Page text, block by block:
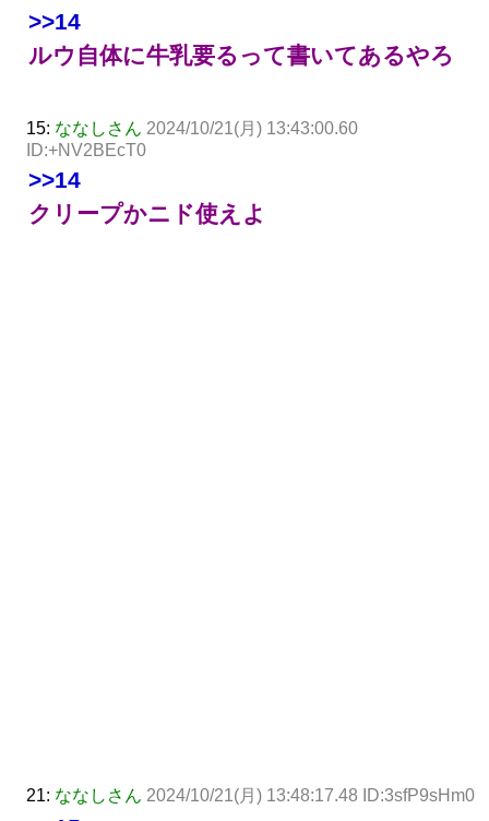
>>14
ルウ自体に牛乳要るって書いてあるやろ
15: ななしさん 2024/10/21(月) 13:43:00.60
ID:+NV2BEcT0
>>14
クリープかニド使えよ
21: ななしさん 2024/10/21(月) 13:48:17.48 ID:3sfP9sHm0